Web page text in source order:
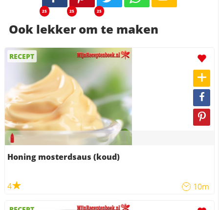
25 25 25
Ook lekker om te maken
RECEPT
Honing mosterdsaus (koud)
4 10m